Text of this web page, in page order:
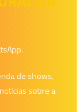
de shows,
sobre a